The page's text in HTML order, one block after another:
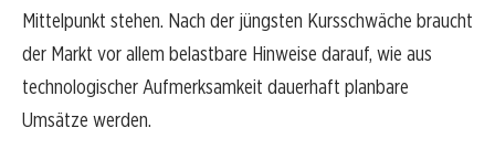
Mittelpunkt stehen. Nach der jüngsten Kursschwäche braucht
der Markt vor allem belastbare Hinweise darauf, wie aus
technologischer Aufmerksamkeit dauerhaft planbare
Umsätze werden.